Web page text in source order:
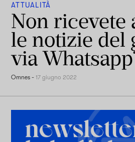
ATTUALITÀ
Non ricevete
le notizie del
via
Omnes -17 giugno 2022